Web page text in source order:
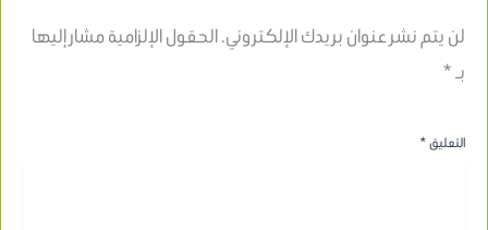
لن يتم نشر عنوان بريدك الإلكتروني.الحقول الإلزامية مشار إليها
بـ*
التعليق*